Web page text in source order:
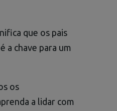
que os pais
a chave para um
os
a lidar com